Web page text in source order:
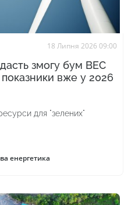
18 Липня 2026 09:00
дасть змогу бум ВЕС
вже у 2026
для "зелених"
енергетика